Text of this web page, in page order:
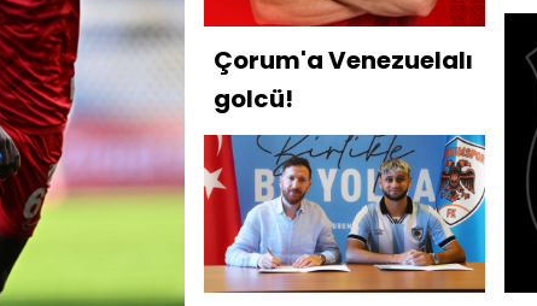
Çorum'a Venezuelalı
golcü!